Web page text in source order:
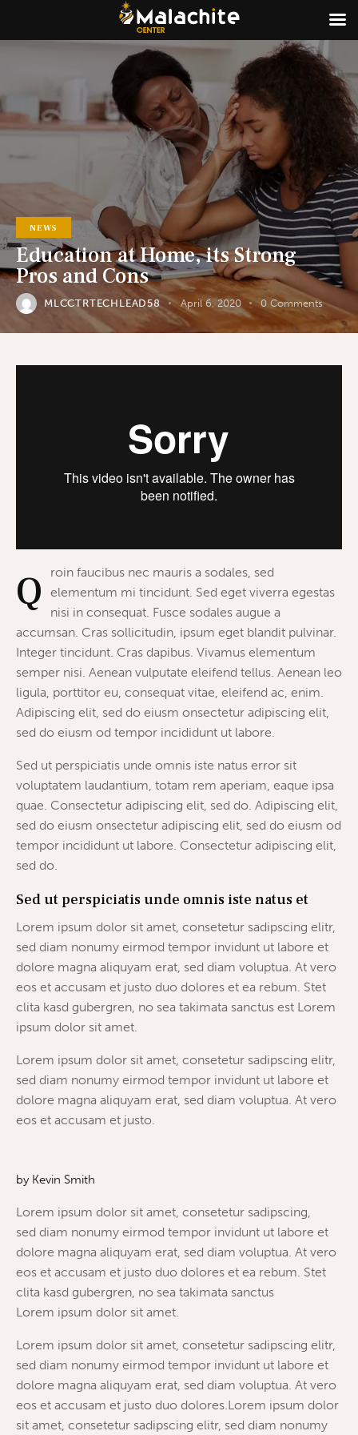
NEWS
Education at Home, its Strong
Pros and Cons
MLCCTRTECHLEAD58 April 6, 2020 0 Comments
Q
roin faucibus nec mauris a sodales, sed
elementum mi tincidunt. Sed eget viverra egestas
nisi in consequat. Fusce sodales augue a
accumsan. Cras sollicitudin, ipsum eget blandit pulvinar.
Integer tincidunt. Cras dapibus. Vivamus elementum
semper nisi. Aenean vulputate eleifend tellus. Aenean leo
ligula, porttitor eu, consequat vitae, eleifend ac, enim.
Adipiscing elit, sed do eiusm onsectetur adipiscing elit,
sed do eiusm od tempor incididunt ut labore.
Sed ut perspiciatis unde omnis iste natus error sit
voluptatem laudantium, totam rem aperiam, eaque ipsa
quae. Consectetur adipiscing elit, sed do. Adipiscing elit,
sed do eiusm onsectetur adipiscing elit, sed do eiusm od
tempor incididunt ut labore. Consectetur adipiscing elit,
sed do.
Sed ut perspiciatis unde omnis iste natus et
Lorem ipsum dolor sit amet, consetetur sadipscing elitr,
sed diam nonumy eirmod tempor invidunt ut labore et
dolore magna aliquyam erat, sed diam voluptua. At vero
eos et accusam et justo duo dolores et ea rebum. Stet
clita kasd gubergren, no sea takimata sanctus est Lorem
ipsum dolor sit amet.
Lorem ipsum dolor sit amet, consetetur sadipscing elitr,
sed diam nonumy eirmod tempor invidunt ut labore et
dolore magna aliquyam erat, sed diam voluptua. At vero
eos et accusam et justo.
by Kevin Smith
Lorem ipsum dolor sit amet, consetetur sadipscing,
sed diam nonumy eirmod tempor invidunt ut labore et
dolore magna aliquyam erat, sed diam voluptua. At vero
eos et accusam et justo duo dolores et ea rebum. Stet
clita kasd gubergren, no sea takimata sanctus
Lorem ipsum dolor sit amet.
Lorem ipsum dolor sit amet, consetetur sadipscing elitr,
sed diam nonumy eirmod tempor invidunt ut labore et
dolore magna aliquyam erat, sed diam voluptua. At vero
eos et accusam et justo duo dolores.Lorem ipsum dolor
sit amet, consetetur sadipscing elitr, sed diam nonumy